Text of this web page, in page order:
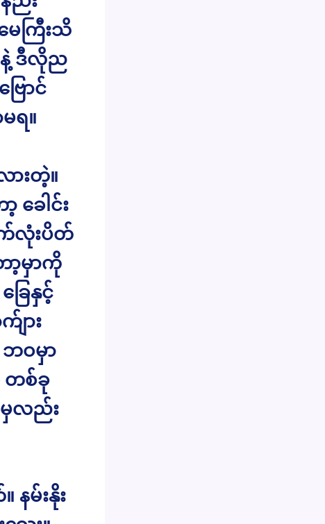
ေကြီးသိ
နဲ့ ဒီလိုည
ောင်
ရ။
ားတဲ့။
ခေါင်း
က်လုံးပိတ်
ာ့မှာကို
ေနှင့်
ျား
ဝမှာ
တစ်ခု
လည်း
မ်းနိုး